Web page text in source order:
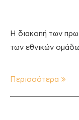
Η διακοπή των
των εθνικών
Περισσότερα